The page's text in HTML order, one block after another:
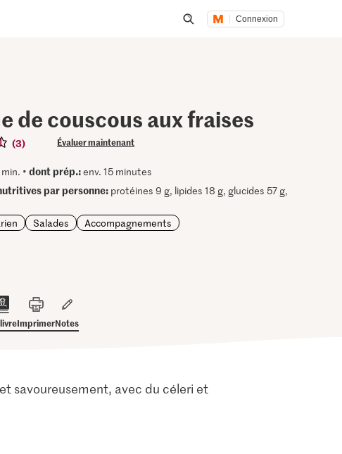
Connexion
de couscous aux fraises
(3) Évaluer maintenant
•dont prép.:env. 15 minutes
par personne: protéines 9 g, lipides 18 g, glucides 57 g,
Salades Accompagnements
ImprimerNotes
savoureusement, avec du céleri et